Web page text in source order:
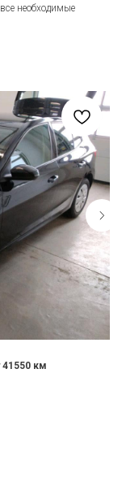
необходимые
41550 км